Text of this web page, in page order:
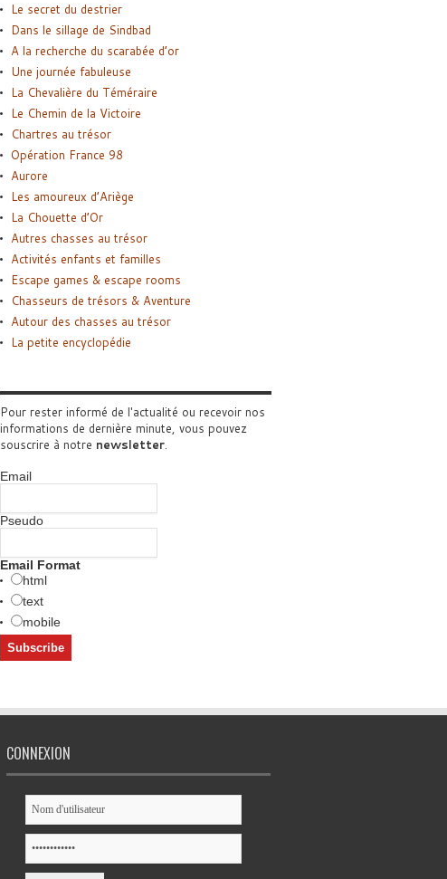
Le secret du destrier
Dans le sillage de Sindbad
A la recherche du scarabée d’or
Une journée fabuleuse
La Chevalière du Téméraire
Le Chemin de la Victoire
Chartres au trésor
Opération France 98
Aurore
Les amoureux d’Ariège
La Chouette d’Or
Autres chasses au trésor
Activités enfants et familles
Escape games & escape rooms
Chasseurs de trésors & Aventure
Autour des chasses au trésor
La petite encyclopédie
Pour rester informé de l'actualité ou recevoir nos
informations de dernière minute, vous pouvez
souscrire à notre newsletter.
Email
Pseudo
Email Format
html
text
mobile
CONNEXION